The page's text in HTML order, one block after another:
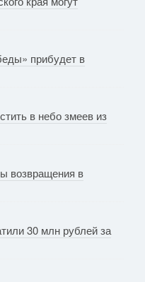
прибудет в
в небо змеев из
возвращения в
30 млн рублей за